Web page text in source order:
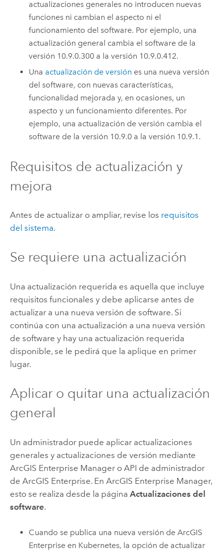
actualizaciones generales no introducen nuevas
funciones ni cambian el aspecto ni el
funcionamiento del software. Por ejemplo, una
actualización general cambia el software de la
versión 10.9.0.300 a la versión 10.9.0.412.
Una actualización de versión es una nueva versión
del software, con nuevas características,
funcionalidad mejorada y, en ocasiones, un
aspecto y un funcionamiento diferentes. Por
ejemplo, una actualización de versión cambia el
software de la versión 10.9.0 a la versión 10.9.1.
Requisitos de actualización y
mejora
Antes de actualizar o ampliar, revise los requisitos
del sistema.
Se requiere una actualización
Una actualización requerida es aquella que incluye
requisitos funcionales y debe aplicarse antes de
actualizar a una nueva versión de software. Si
continúa con una actualización a una nueva versión
de software y hay una actualización requerida
disponible, se le pedirá que la aplique en primer
lugar.
Aplicar o quitar una actualización
general
Un administrador puede aplicar actualizaciones
generales y actualizaciones de versión mediante
ArcGIS Enterprise Managero API de administrador
de ArcGIS Enterprise. En ArcGIS Enterprise Manager,
esto se realiza desde la página Actualizaciones del
software.
Cuando se publica una nueva versión deArcGIS
Enterprise en Kubernetes, la opción de actualizar